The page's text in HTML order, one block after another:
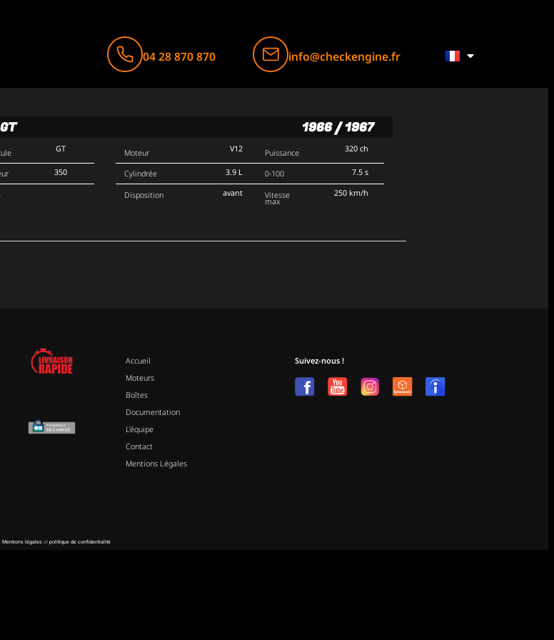
04 28 870 870 info@checkengine.fr
1966 / 1967
GT
350
Moteur
Cylindrée
Disposition
V12
3.9 L
avant
Puissance
0-100
Vitesse
max
320 ch
7.5 s
250 km/h
Accueil
Moteurs
Boîtes
Documentation
L’équipe
Contact
Mentions Légales
Suivez-nous !
Mentions légales et politique de confidentialité